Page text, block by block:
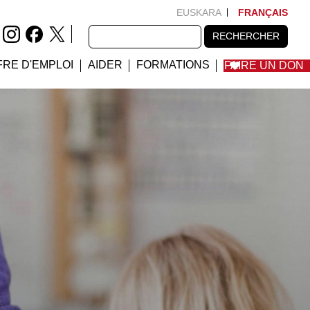
EUSKARA FRANÇAIS
RECHERCHER RECHERCHER
D'EMPLOI AIDER FORMATIONS FAIRE UN DON